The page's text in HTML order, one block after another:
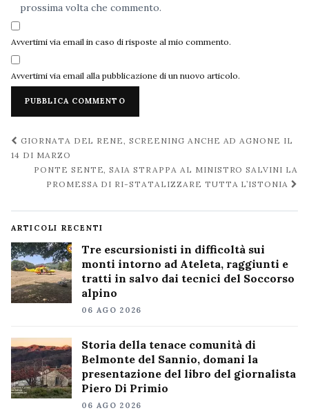
prossima volta che commento.
Avvertimi via email in caso di risposte al mio commento.
Avvertimi via email alla pubblicazione di un nuovo articolo.
Navigazione
post
GIORNATA DEL RENE, SCREENING ANCHE AD AGNONE IL
14 DI MARZO
PONTE SENTE, SAIA STRAPPA AL MINISTRO SALVINI LA
PROMESSA DI RI-STATALIZZARE TUTTA L’ISTONIA
ARTICOLI RECENTI
Tre escursionisti in difficoltà sui
monti intorno ad Ateleta, raggiunti e
tratti in salvo dai tecnici del Soccorso
alpino
06 AGO 2026
Storia della tenace comunità di
Belmonte del Sannio, domani la
presentazione del libro del giornalista
Piero Di Primio
06 AGO 2026